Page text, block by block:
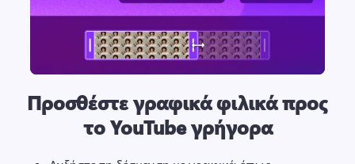
Προσθέστε γραφικά φιλικά προς
το YouTube γρήγορα